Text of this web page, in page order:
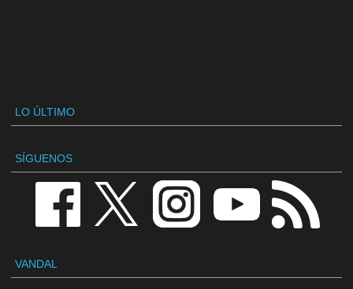
LO ÚLTIMO
SÍGUENOS
VANDAL